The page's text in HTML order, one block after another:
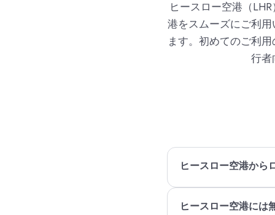
ヒースロー空港（
港をスムーズにご利
ます。初めてのご利
行者
ヒースロー空港から
ヒースロー空港には